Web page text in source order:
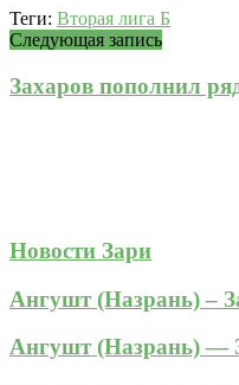
Теги: Вторая лига Б
Следующая запись
Захаров пополнил
Новости Зари
Ангушт (Назрань) –
Ангушт (Назрань) —